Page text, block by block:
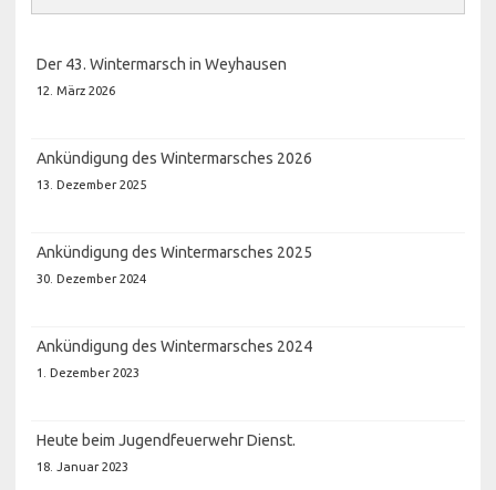
Der 43. Wintermarsch in Weyhausen
12. März 2026
Ankündigung des Wintermarsches 2026
13. Dezember 2025
Ankündigung des Wintermarsches 2025
30. Dezember 2024
Ankündigung des Wintermarsches 2024
1. Dezember 2023
Heute beim Jugendfeuerwehr Dienst.
18. Januar 2023